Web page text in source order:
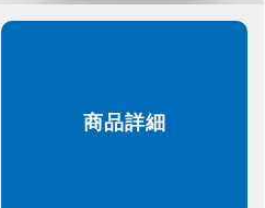
商品詳細